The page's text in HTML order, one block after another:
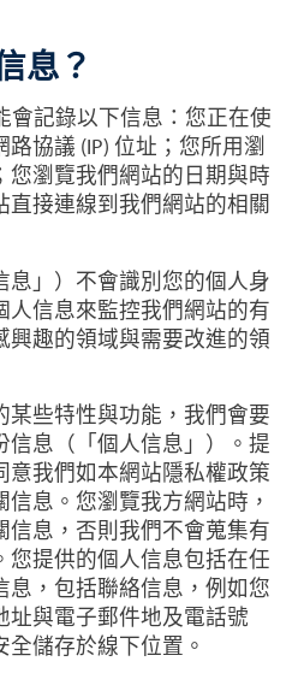
息？
會記錄以下信息：您正在使
協議 (IP) 位址；您所用瀏
您瀏覽我們網站的日期與時
直接連線到我們網站的相關
息」）不會識別您的個人身
人信息來監控我們網站的有
興趣的領域與需要改進的領
某些特性與功能，我們會要
信息（「個人信息」）。提
意我們如本網站隱私權政策
息。您瀏覽我方網站時，
信息，否則我們不會蒐集有
您提供的個人信息包括在任
息，包括聯絡信息，例如您
址與電子郵件地及電話號
儲存於線下位置。